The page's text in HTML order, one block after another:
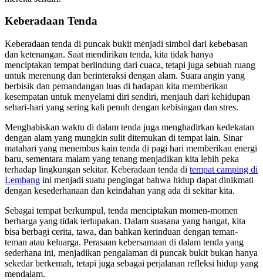
Keberadaan Tenda
Keberadaan tenda di puncak bukit menjadi simbol dari kebebasan
dan ketenangan. Saat mendirikan tenda, kita tidak hanya
menciptakan tempat berlindung dari cuaca, tetapi juga sebuah ruang
untuk merenung dan berinteraksi dengan alam. Suara angin yang
berbisik dan pemandangan luas di hadapan kita memberikan
kesempatan untuk menyelami diri sendiri, menjauh dari kehidupan
sehari-hari yang sering kali penuh dengan kebisingan dan stres.
Menghabiskan waktu di dalam tenda juga menghadirkan kedekatan
dengan alam yang mungkin sulit ditemukan di tempat lain. Sinar
matahari yang menembus kain tenda di pagi hari memberikan energi
baru, sementara malam yang tenang menjadikan kita lebih peka
terhadap lingkungan sekitar. Keberadaan tenda di tempat camping di
Lembang ini menjadi suatu pengingat bahwa hidup dapat dinikmati
dengan kesederhanaan dan keindahan yang ada di sekitar kita.
Sebagai tempat berkumpul, tenda menciptakan momen-momen
berharga yang tidak terlupakan. Dalam suasana yang hangat, kita
bisa berbagi cerita, tawa, dan bahkan kerinduan dengan teman-
teman atau keluarga. Perasaan kebersamaan di dalam tenda yang
sederhana ini, menjadikan pengalaman di puncak bukit bukan hanya
sekedar berkemah, tetapi juga sebagai perjalanan refleksi hidup yang
mendalam.